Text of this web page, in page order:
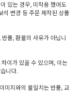
있는 경우, 미착용 했어도
석 변경 등 주문 제작된 상품
품, 환불의 사유가 아닙니
이가 있을 수 있으며, 이는
니다.
미지와의 불일치는 반품, 교